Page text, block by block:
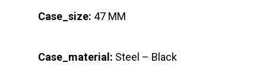
Case_size: 47 MM
Case_material: Steel – Black